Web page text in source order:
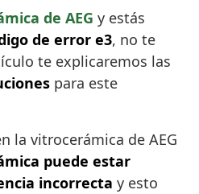
de AEG y estás
de error e3, no te
te explicaremos las
para este
la vitrocerámica de AEG
puede estar
incorrecta y esto